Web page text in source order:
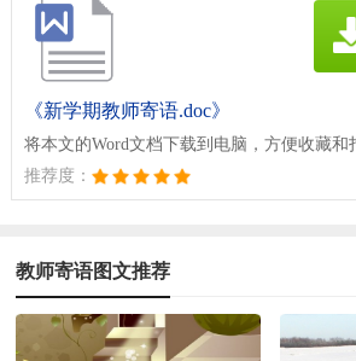
《新学期教师寄语.doc》
将本文的Word文档下载到电脑，方便收藏和
推荐度：
教师寄语图文推荐